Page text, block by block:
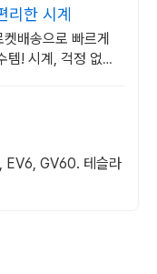
리한 시계
배송으로 빠르게
템! 시계, 걱정 없이
EV6, GV60. 테슬라